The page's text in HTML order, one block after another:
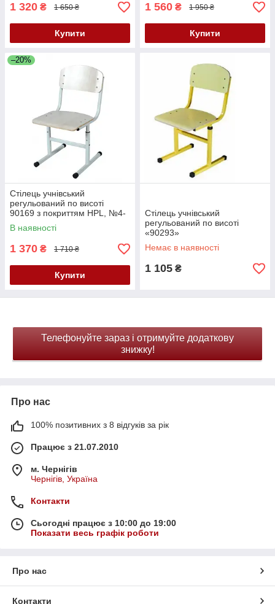
1 320 ₴ 1 650 ₴
Купити
1 560 ₴ 1 950 ₴
Купити
–20%
Стілець учнівський
регульований по висоті
90169 з покриттям HPL, №4-
7
В наявності
1 370 ₴ 1 710 ₴
Купити
Стілець учнівський
регульований по висоті
«90293»
Немає в наявності
1 105 ₴
Телефонуйте зараз і отримуйте додаткову
знижку!
Про нас
100% позитивних з 8 відгуків за рік
Працює з 21.07.2010
м. Чернігів
Чернігів, Україна
Контакти
Сьогодні працює з 10:00 до 19:00
Показати весь графік роботи
Про нас
Контакти